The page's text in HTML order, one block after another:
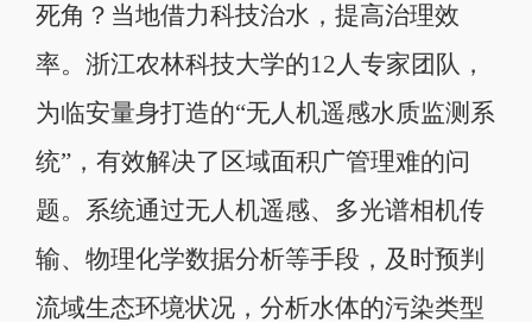
死角？当地借力科技治水，提高治理效
率。浙江农林科技大学的12人专家团队，
为临安量身打造的“无人机遥感水质监测系
统”，有效解决了区域面积广管理难的问
题。系统通过无人机遥感、多光谱相机传
输、物理化学数据分析等手段，及时预判
流域生态环境状况，分析水体的污染类型